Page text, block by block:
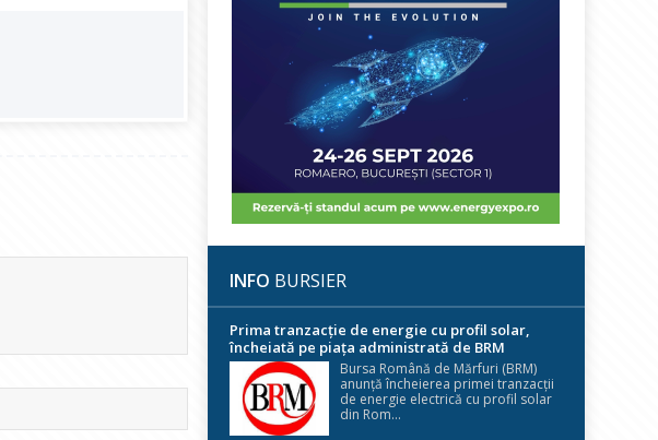
INFO BURSIER
Prima tranzacție de energie cu profil solar,
încheiată pe piața administrată de BRM
Bursa Română de Mărfuri (BRM)
anunță încheierea primei tranzacții
de energie electrică cu profil solar
din Rom...